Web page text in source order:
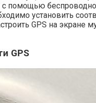
с помощью
установить
GPS на экране
GPS